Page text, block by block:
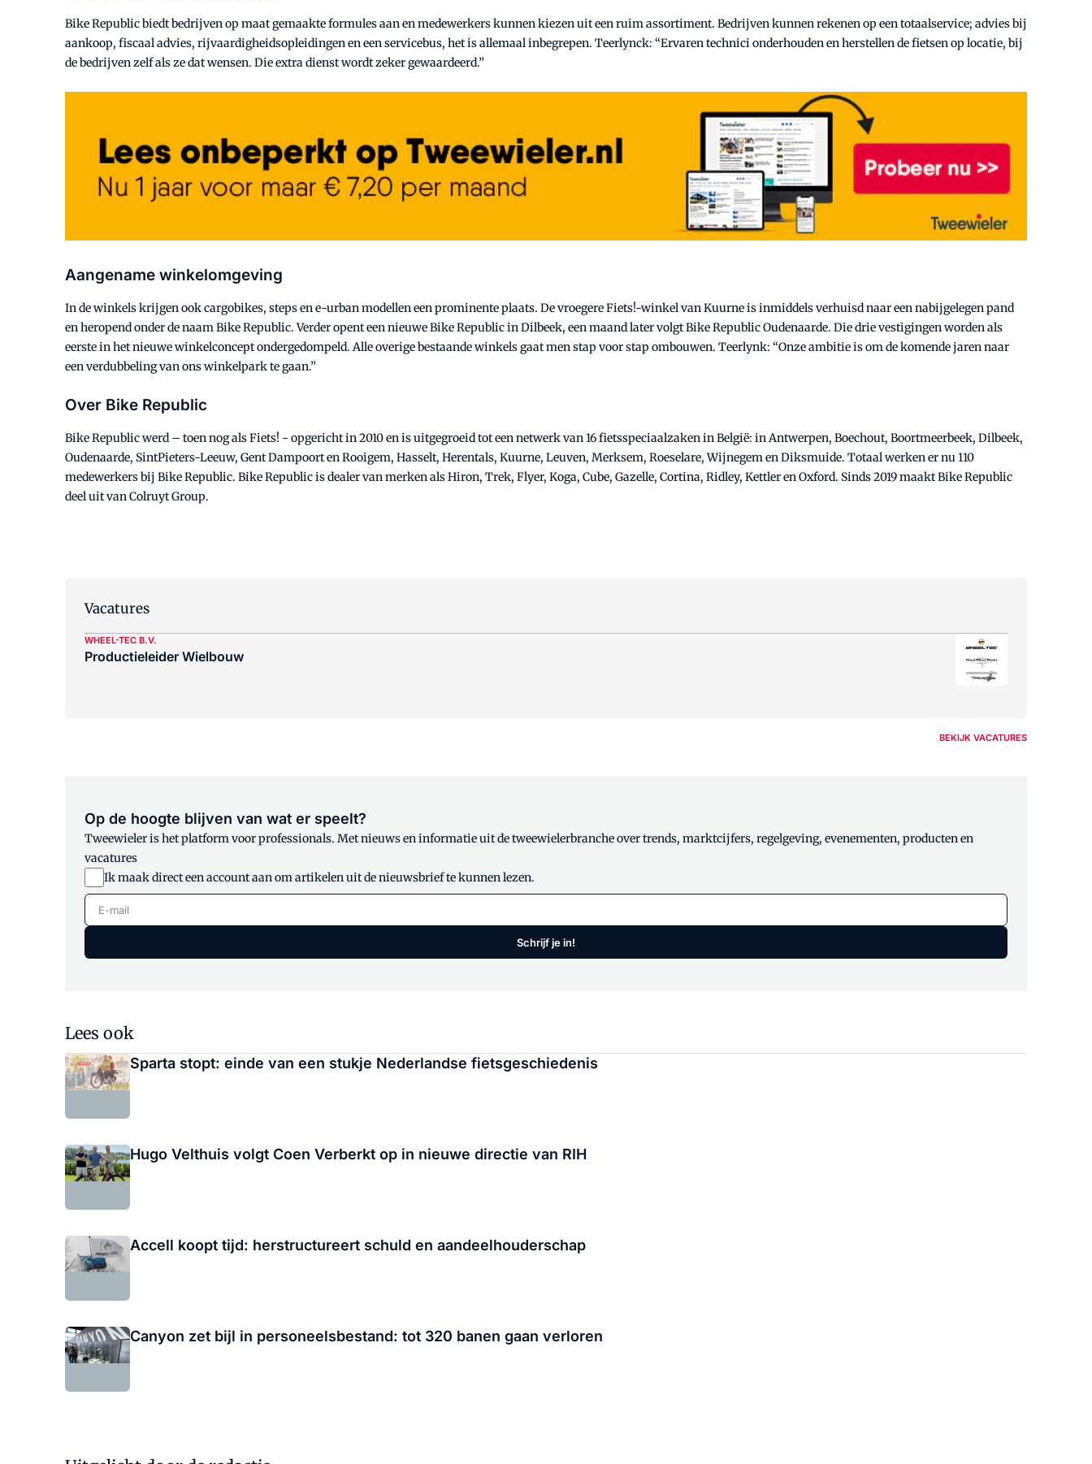
Bike Republic biedt bedrijven op maat gemaakte formules aan en medewerkers kunnen kiezen uit een ruim assortiment. Bedrijven kunnen rekenen op een totaalservice; advies bij
aankoop, fiscaal advies, rijvaardigheidsopleidingen en een servicebus, het is allemaal inbegrepen. Teerlynck: “Ervaren technici onderhouden en herstellen de fietsen op locatie, bij
de bedrijven zelf als ze dat wensen. Die extra dienst wordt zeker gewaardeerd.”
Aangename winkelomgeving
In de winkels krijgen ook cargobikes, steps en e-urban modellen een prominente plaats. De vroegere Fiets!-winkel van Kuurne is inmiddels verhuisd naar een nabijgelegen pand
en heropend onder de naam Bike Republic. Verder opent een nieuwe Bike Republic in Dilbeek, een maand later volgt Bike Republic Oudenaarde. Die drie vestigingen worden als
eerste in het nieuwe winkelconcept ondergedompeld. Alle overige bestaande winkels gaat men stap voor stap ombouwen. Teerlynk: “Onze ambitie is om de komende jaren naar
een verdubbeling van ons winkelpark te gaan.”
Over Bike Republic
Bike Republic werd – toen nog als Fiets! - opgericht in 2010 en is uitgegroeid tot een netwerk van 16 fietsspeciaalzaken in België: in Antwerpen, Boechout, Boortmeerbeek, Dilbeek,
Oudenaarde, SintPieters-Leeuw, Gent Dampoort en Rooigem, Hasselt, Herentals, Kuurne, Leuven, Merksem, Roeselare, Wijnegem en Diksmuide. Totaal werken er nu 110
medewerkers bij Bike Republic. Bike Republic is dealer van merken als Hiron, Trek, Flyer, Koga, Cube, Gazelle, Cortina, Ridley, Kettler en Oxford. Sinds 2019 maakt Bike Republic
deel uit van Colruyt Group.
Vacatures
WHEEL-TEC B.V.
Productieleider Wielbouw
BEKIJK VACATURES
Op de hoogte blijven van wat er speelt?
Tweewieler is het platform voor professionals. Met nieuws en informatie uit de tweewielerbranche over trends, marktcijfers, regelgeving, evenementen, producten en
vacatures
Ik maak direct een account aan om artikelen uit de nieuwsbrief te kunnen lezen.
E-mail
Schrijf je in!
Lees ook
Sparta stopt: einde van een stukje Nederlandse fietsgeschiedenis
Hugo Velthuis volgt Coen Verberkt op in nieuwe directie van RIH
Accell koopt tijd: herstructureert schuld en aandeelhouderschap
Canyon zet bijl in personeelsbestand: tot 320 banen gaan verloren